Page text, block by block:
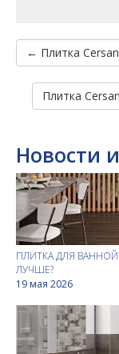
← Плитка
Плитка
Новости
ПЛИТКА ДЛЯ
ЛУЧШЕ?
19 мая 2026